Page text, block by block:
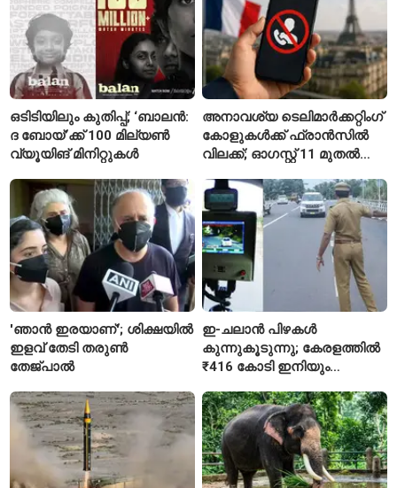
ഒടിടിയിലും കുതിപ്പ്; ‘ബാലൻ:
ദ ബോയ്’ക്ക് 100 മില്യൺ
വ്യൂയിങ് മിനിറ്റുകൾ
അനാവശ്യ ടെലിമാർക്കറ്റിംഗ്
കോളുകൾക്ക് ഫ്രാൻസിൽ
വിലക്ക്; ഓഗസ്റ്റ് 11 മുതൽ
'ഞാൻ ഇരയാണ്'; ശിക്ഷയിൽ
ഇളവ് തേടി തരുണ്‍
തേജ്പാൽ
ഇ-ചലാൻ പിഴകൾ
കുന്നുകൂടുന്നു; കേരളത്തിൽ
₹416 കോടി ഇനിയും